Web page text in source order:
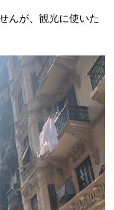
んが、観光に使いた